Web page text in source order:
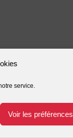
service.
Voir les préférences